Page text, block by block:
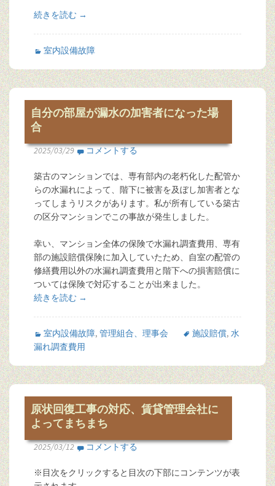
続きを読む →
室内設備故障
自分の部屋が漏水の加害者になった場
合
2025/03/29 コメントする
築古のマンションでは、専有部内の老朽化した配管か
らの水漏れによって、階下に被害を及ぼし加害者とな
ってしまうリスクがあります。私が所有している築古
の区分マンションでこの事故が発生しました。
幸い、マンション全体の保険で水漏れ調査費用、専有
部の施設賠償保険に加入していたため、自室の配管の
修繕費用以外の水漏れ調査費用と階下への損害賠償に
ついては保険で対応することが出来ました。
続きを読む →
室内設備故障, 管理組合、理事会 施設賠償, 水
漏れ調査費用
原状回復工事の対応、賃貸管理会社に
よってまちまち
2025/03/12 コメントする
※目次をクリックすると目次の下部にコンテンツが表